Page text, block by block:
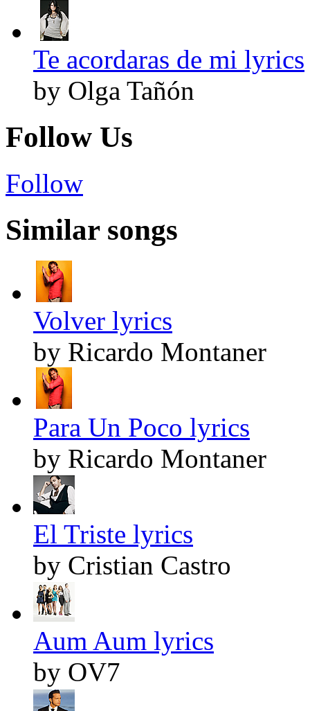
Te acordaras de mi lyrics
by Olga Tañón
Follow Us
Follow
Similar songs
Volver lyrics
by Ricardo Montaner
Para Un Poco lyrics
by Ricardo Montaner
El Triste lyrics
by Cristian Castro
Aum Aum lyrics
by OV7